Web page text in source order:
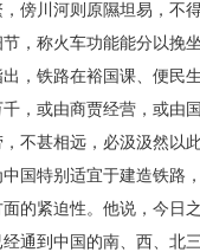
傍川河则原隰坦易，不
，称火车功能能分以挽
，铁路在裕国课、便民
，或由商贾经营，或由
不甚相远，必汲汲然以
国特别适宜于建造铁路
的紧迫性。他说，今日
通到中国的南、西、北